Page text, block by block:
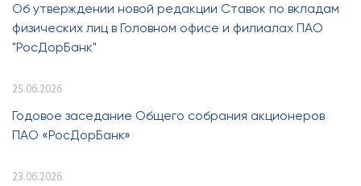
Об утверждении новой редакции Ставок по вкладам
физических лиц в Головном офисе и филиалах ПАО
"РосДорБанк"
25.06.2026
Годовое заседание Общего собрания акционеров
ПАО «РосДорБанк»
23.06.2026